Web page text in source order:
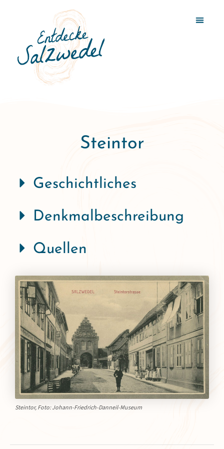
Steintor
Steintor, Foto: Johann-Friedrich-Danneil-Museum
Geschichtliches
Denkmalbeschreibung
Quellen